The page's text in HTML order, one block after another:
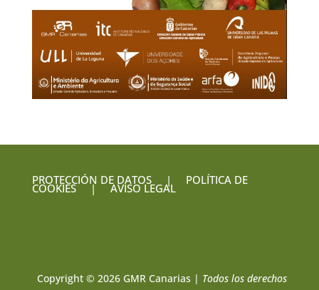
PROTECCIÓN DE DATOS| POLÍTICA DE
COOKIES|AVISO LEGAL
Copyright © 2026 GMR Canarias | Todos los derechos